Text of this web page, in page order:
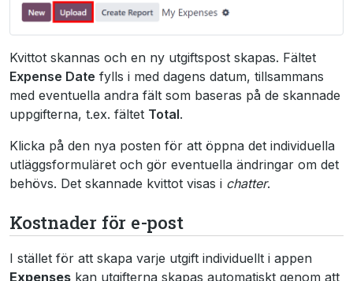
Kvittot skannas och en ny utgiftspost skapas. Fältet
Expense Date fylls i med dagens datum, tillsammans
med eventuella andra fält som baseras på de skannade
uppgifterna, t.ex. fältet Total.
Klicka på den nya posten för att öppna det individuella
utläggsformuläret och gör eventuella ändringar om det
behövs. Det skannade kvittot visas i chatter.
Kostnader för e-post
I stället för att skapa varje utgift individuellt i appen
Expenses kan utgifterna skapas automatiskt genom att